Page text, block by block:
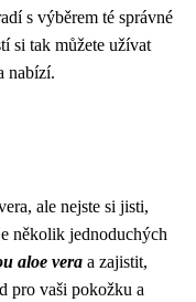
s výběrem té správné
si tak můžete užívat
nabízí.
ale nejste si jisti,
několik jednoduchých
aloe vera a zajistit,
pro vaši pokožku a